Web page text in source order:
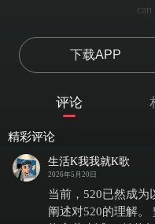
save
为
when there was
我不知道你为
我只
can i
下载APP
评论
精彩评论
生活K我我就K歌
2026年5月20日
当前，520已然成为
阐述对520的理解。